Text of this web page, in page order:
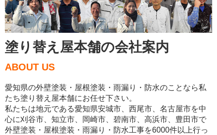
塗り替え屋本舗の会社案内
ABOUT US
愛知県の外壁塗装・屋根塗装・雨漏り・防水のことなら私
たち塗り替え屋本舗にお任せ下さい。
私たちは地元である愛知県安城市、西尾市、名古屋市を中
心に刈谷市、知立市、岡崎市、碧南市、高浜市、豊田市で
外壁塗装・屋根塗装・雨漏り・防水工事を6000件以上行っ